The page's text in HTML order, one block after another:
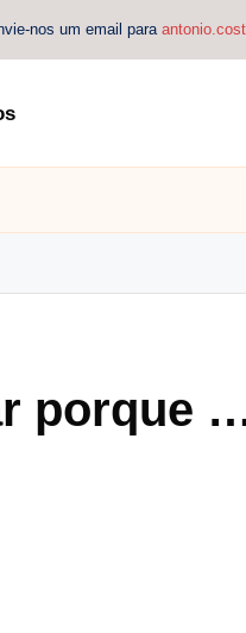
nos um email para
porque